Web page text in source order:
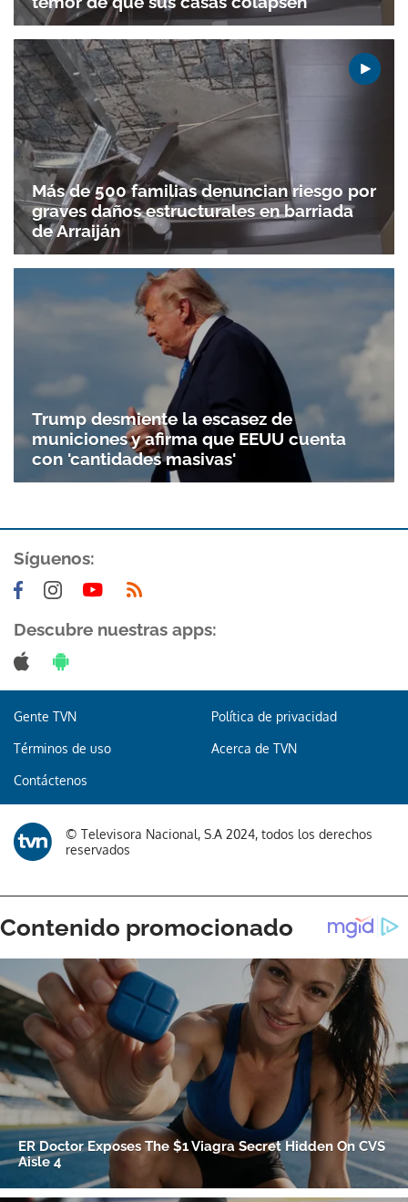
Gracias por suscribirte a nuestro boletín.
ACEPTAR
Más de 500 familias denuncian riesgo por
graves daños estructurales en barriada
de Arraiján
Trump desmiente la escasez de
municiones y afirma que EEUU cuenta
con 'cantidades masivas'
Síguenos:
Descubre nuestras apps:
Gente TVN Política de privacidad
Términos de uso Acerca de TVN
Contáctenos
© Televisora Nacional, S.A 2024, todos los derechos
reservados